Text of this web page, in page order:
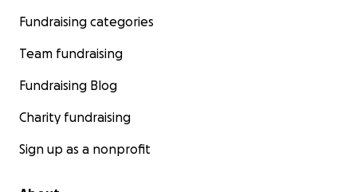
Fundraising categories
Team fundraising
Fundraising Blog
Charity fundraising
Sign up as a nonprofit